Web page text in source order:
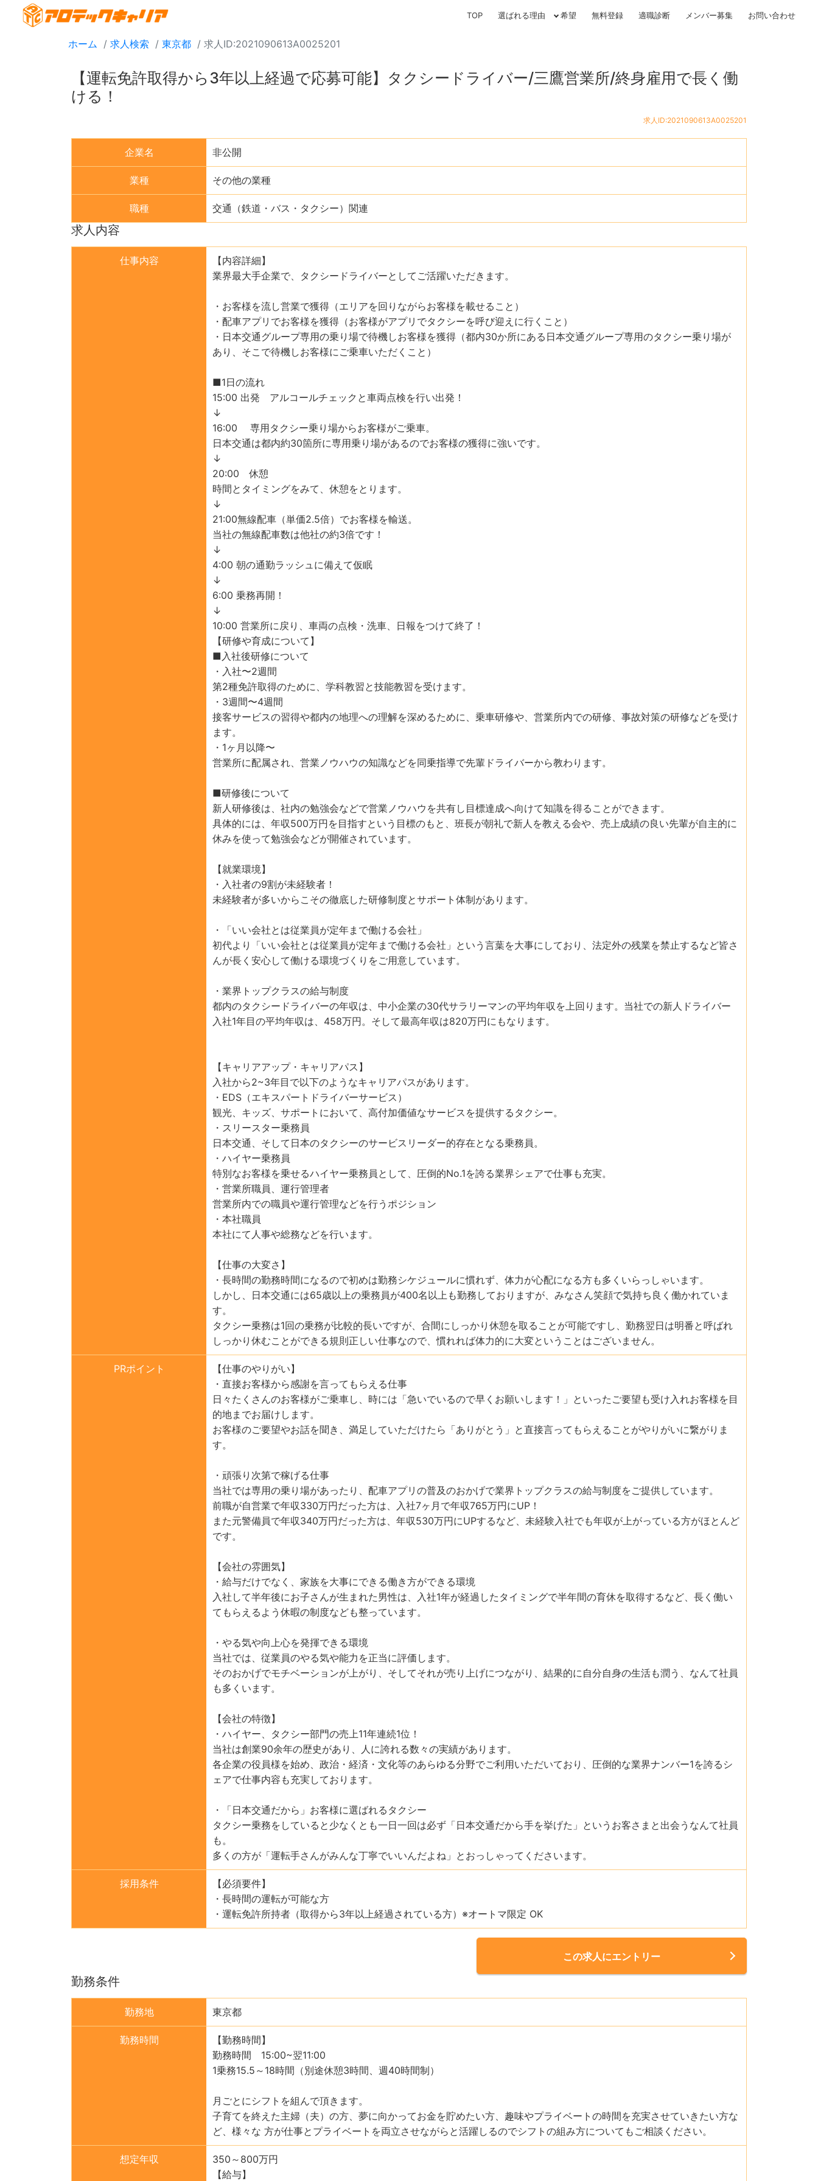
TOP 選ばれる理由 希望 無料登録 適職診断 メンバー募集 お問い合わせ
ホーム 求人検索 東京都 求人ID:2021090613A0025201
【運転免許取得から3年以上経過で応募可能】タクシードライバー/三鷹営業所/終身雇用で長く働
ける！
求人ID:2021090613A0025201
企業名 非公開
業種 その他の業種
職種 交通（鉄道・バス・タクシー）関連
求人内容
仕事内容
【内容詳細】
業界最大手企業で、タクシードライバーとしてご活躍いただきます。
・お客様を流し営業で獲得（エリアを回りながらお客様を載せること）
・配車アプリでお客様を獲得（お客様がアプリでタクシーを呼び迎えに行くこと）
・日本交通グループ専用の乗り場で待機しお客様を獲得（都内30か所にある日本交通グループ専用のタクシー乗り場が
あり、そこで待機しお客様にご乗車いただくこと）
■1日の流れ
15:00 出発 アルコールチェックと車両点検を行い出発！
↓
16:00 専用タクシー乗り場からお客様がご乗車。
日本交通は都内約30箇所に専用乗り場があるのでお客様の獲得に強いです。
↓
20:00 休憩
時間とタイミングをみて、休憩をとります。
↓
21:00無線配車（単価2.5倍）でお客様を輸送。
当社の無線配車数は他社の約3倍です！
↓
4:00 朝の通勤ラッシュに備えて仮眠
↓
6:00 乗務再開！
↓
10:00 営業所に戻り、車両の点検・洗車、日報をつけて終了！
【研修や育成について】
■入社後研修について
・入社〜2週間
第2種免許取得のために、学科教習と技能教習を受けます。
・3週間〜4週間
接客サービスの習得や都内の地理への理解を深めるために、乗車研修や、営業所内での研修、事故対策の研修などを受け
ます。
・1ヶ月以降〜
営業所に配属され、営業ノウハウの知識などを同乗指導で先輩ドライバーから教わります。
■研修後について
新人研修後は、社内の勉強会などで営業ノウハウを共有し目標達成へ向けて知識を得ることができます。
具体的には、年収500万円を目指すという目標のもと、班長が朝礼で新人を教える会や、売上成績の良い先輩が自主的に
休みを使って勉強会などが開催されています。
【就業環境】
・入社者の9割が未経験者！
未経験者が多いからこその徹底した研修制度とサポート体制があります。
・「いい会社とは従業員が定年まで働ける会社」
初代より「いい会社とは従業員が定年まで働ける会社」という言葉を大事にしており、法定外の残業を禁止するなど皆さ
んが長く安心して働ける環境づくりをご用意しています。
・業界トップクラスの給与制度
都内のタクシードライバーの年収は、中小企業の30代サラリーマンの平均年収を上回ります。当社での新人ドライバー
入社1年目の平均年収は、458万円。そして最高年収は820万円にもなります。
【キャリアアップ・キャリアパス】
入社から2~3年目で以下のようなキャリアパスがあります。
・EDS（エキスパートドライバーサービス）
観光、キッズ、サポートにおいて、高付加価値なサービスを提供するタクシー。
・スリースター乗務員
日本交通、そして日本のタクシーのサービスリーダー的存在となる乗務員。
・ハイヤー乗務員
特別なお客様を乗せるハイヤー乗務員として、圧倒的No.1を誇る業界シェアで仕事も充実。
・営業所職員、運行管理者
営業所内での職員や運行管理などを行うポジション
・本社職員
本社にて人事や総務などを行います。
【仕事の大変さ】
・長時間の勤務時間になるので初めは勤務シケジュールに慣れず、体力が心配になる方も多くいらっしゃいます。
しかし、日本交通には65歳以上の乗務員が400名以上も勤務しておりますが、みなさん笑顔で気持ち良く働かれていま
す。
タクシー乗務は1回の乗務が比較的長いですが、合間にしっかり休憩を取ることが可能ですし、勤務翌日は明番と呼ばれ
しっかり休むことができる規則正しい仕事なので、慣れれば体力的に大変ということはございません。
PRポイント
【仕事のやりがい】
・直接お客様から感謝を言ってもらえる仕事
日々たくさんのお客様がご乗車し、時には「急いでいるので早くお願いします！」といったご要望も受け入れお客様を目
的地までお届けします。
お客様のご要望やお話を聞き、満足していただけたら「ありがとう」と直接言ってもらえることがやりがいに繋がりま
す。
・頑張り次第で稼げる仕事
当社では専用の乗り場があったり、配車アプリの普及のおかげで業界トップクラスの給与制度をご提供しています。
前職が自営業で年収330万円だった方は、入社7ヶ月で年収765万円にUP！
また元警備員で年収340万円だった方は、年収530万円にUPするなど、未経験入社でも年収が上がっている方がほとんど
です。
【会社の雰囲気】
・給与だけでなく、家族を大事にできる働き方ができる環境
入社して半年後にお子さんが生まれた男性は、入社1年が経過したタイミングで半年間の育休を取得するなど、長く働い
てもらえるよう休暇の制度なども整っています。
・やる気や向上心を発揮できる環境
当社では、従業員のやる気や能力を正当に評価します。
そのおかげでモチベーションが上がり、そしてそれが売り上げにつながり、結果的に自分自身の生活も潤う、なんて社員
も多くいます。
【会社の特徴】
・ハイヤー、タクシー部門の売上11年連続1位！
当社は創業90余年の歴史があり、人に誇れる数々の実績があります。
各企業の役員様を始め、政治・経済・文化等のあらゆる分野でご利用いただいており、圧倒的な業界ナンバー1を誇るシ
ェアで仕事内容も充実しております。
・「日本交通だから」お客様に選ばれるタクシー
タクシー乗務をしていると少なくとも一日一回は必ず「日本交通だから手を挙げた」というお客さまと出会うなんて社員
も。
多くの方が「運転手さんがみんな丁寧でいいんだよね」とおっしゃってくださいます。
採用条件
【必須要件】
・長時間の運転が可能な方
・運転免許所持者（取得から3年以上経過されている方）※オートマ限定 OK
この求人にエントリー
勤務条件
勤務地 東京都
勤務時間
【勤務時間】
勤務時間 15:00~翌11:00
1乗務15.5～18時間（別途休憩3時間、週40時間制）
月ごとにシフトを組んで頂きます。
子育てを終えた主婦（夫）の方、夢に向かってお金を貯めたい方、趣味やプライベートの時間を充実させていきたい方な
ど、様々な 方が仕事とプライベートを両立させながらと活躍しるのでシフトの組み方についてもご相談ください。
想定年収
350～800万円
【給与】